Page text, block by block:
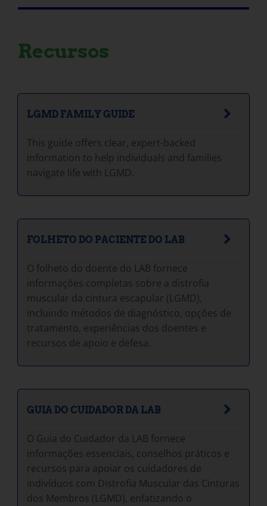
Recursos
LGMD FAMILY GUIDE
This guide offers clear, expert-backed
information to help individuals and families
navigate life with LGMD.
FOLHETO DO PACIENTE DO LAB
O folheto do doente do LAB fornece
informações completas sobre a distrofia
muscular da cintura escapular (LGMD),
incluindo métodos de diagnóstico, opções de
tratamento, experiências dos doentes e
recursos de apoio e defesa.
GUIA DO CUIDADOR DA LAB
O Guia do Cuidador da LAB fornece
informações essenciais, conselhos práticos e
recursos para apoiar os cuidadores de
indivíduos com Distrofia Muscular das Cinturas
dos Membros (LGMD), enfatizando o